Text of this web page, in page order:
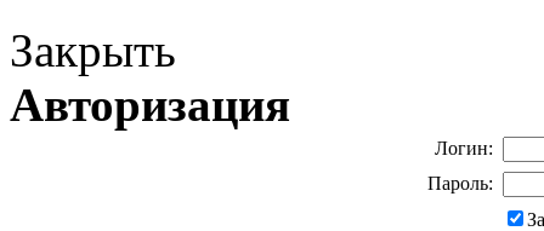
Закрыть
Авторизация
Логин:
Пароль: